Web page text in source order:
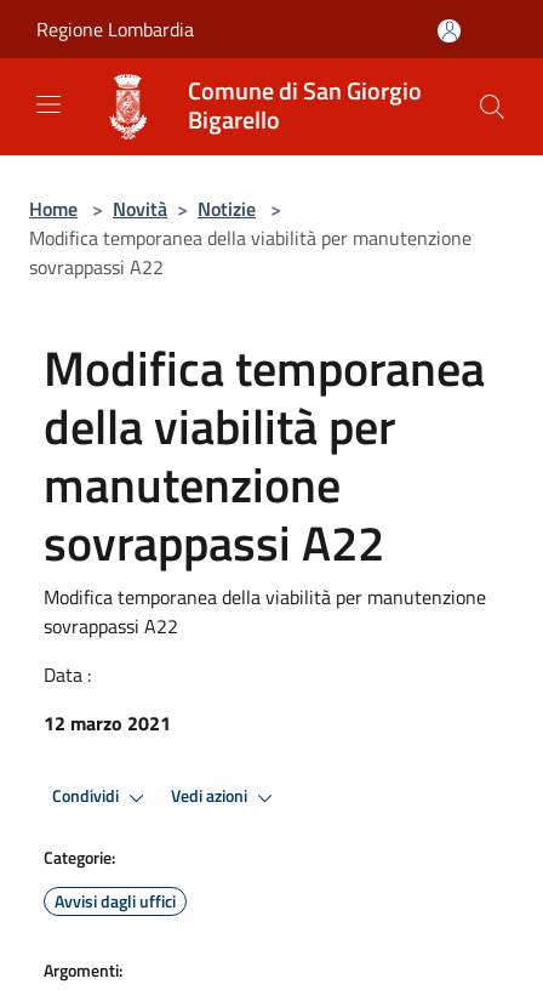
Regione Lombardia
Comune di San Giorgio
Bigarello
Home > Novità > Notizie >
Modifica temporanea della viabilità per manutenzione
sovrappassi A22
Modifica temporanea
della viabilità per
manutenzione
sovrappassi A22
Modifica temporanea della viabilità per manutenzione
sovrappassi A22
Data :
12 marzo 2021
Condividi Vedi azioni
Categorie:
Avvisi dagli uffici
Argomenti: